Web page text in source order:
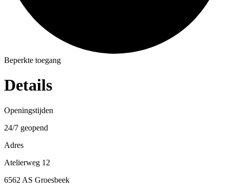
Beperkte toegang
Details
Openingstijden
24/7 geopend
Adres
Atelierweg 12
6562 AS Groesbeek